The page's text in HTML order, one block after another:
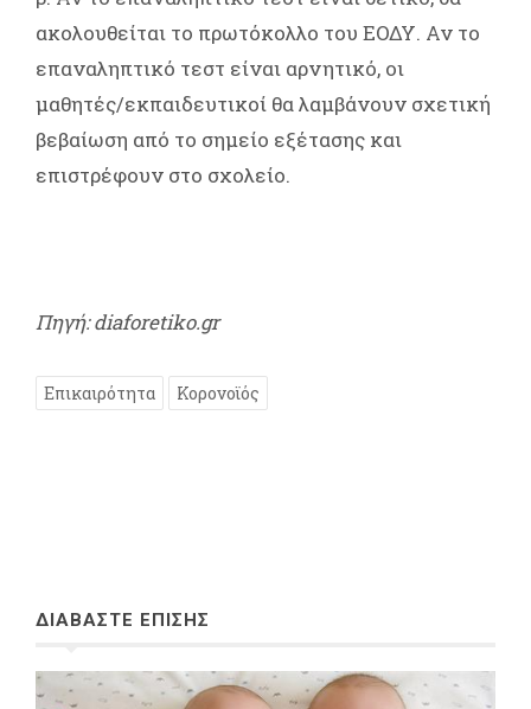
ακολουθείται το πρωτόκολλο του ΕΟΔΥ. Αν το
επαναληπτικό τεστ είναι αρνητικό, οι
μαθητές/εκπαιδευτικοί θα λαμβάνουν σχετική
βεβαίωση από το σημείο εξέτασης και
επιστρέφουν στο σχολείο.
Πηγή: diaforetiko.gr
Επικαιρότητα Κορονοϊός
ΔΙΑΒΑΣΤΕ ΕΠΙΣΗΣ